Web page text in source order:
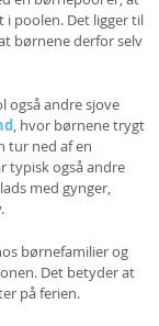
poolen. Det ligger til
børnene derfor selv
også andre sjove
, hvor børnene trygt
tur ned af en
typisk også andre
med gynger,
børnefamilier og
Det betyder at
på ferien.